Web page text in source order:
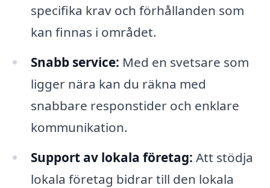
specifika krav och förhållanden som
kan finnas i området.
Snabb service: Med en svetsare som
ligger nära kan du räkna med
snabbare responstider och enklare
kommunikation.
Support av lokala företag: Att stödja
lokala företag bidrar till den lokala